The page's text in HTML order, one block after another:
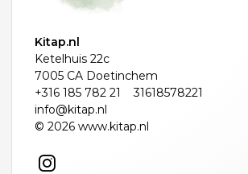
Kitap.nl
Ketelhuis 22c
7005 CA Doetinchem
+316 185 782 21
31618578221
info@kitap.nl
© 2026 www.kitap.nl